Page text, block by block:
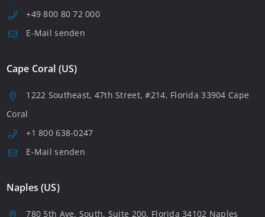
+49 800 80 72 000
E-Mail senden
Cape Coral (US)
1222 Southeast, 47th Street, #214, Florida 33904 Cape
Coral
+1 800 638-0247
E-Mail senden
Naples (US)
780 5th Ave. South, Suite 200, Florida 34102 Naples